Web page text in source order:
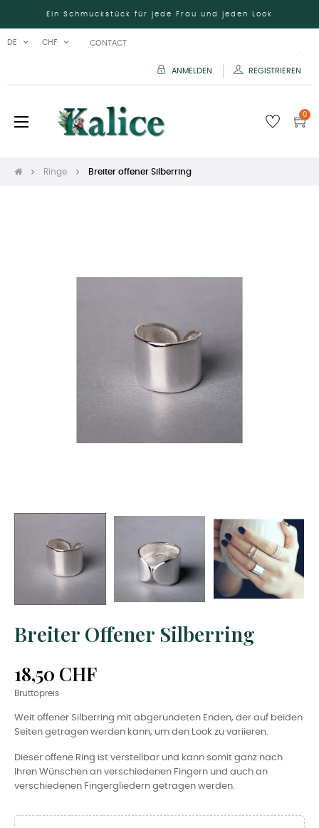
Ein Schmuckstück für jede Frau und jeden Look
DE CHF CONTACT
ANMELDEN REGISTRIEREN
Umschalten
☰ 0
Ringe Breiter offener Silberring
Breiter Offener Silberring
18,50 CHF
Bruttopreis
Weit offener Silberring mit abgerundeten Enden, der auf beiden
Seiten getragen werden kann, um den Look zu variieren.
Dieser offene Ring ist verstellbar und kann somit ganz nach
Ihren Wünschen an verschiedenen Fingern und auch an
verschiedenen Fingergliedern getragen werden.